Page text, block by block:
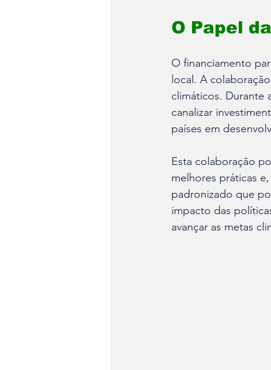
O Papel
O financiamento
local. A
climáticos. Durante
canalizar
países em
Esta colaboração
melhores práticas
padronizado que
impacto das
avançar as metas